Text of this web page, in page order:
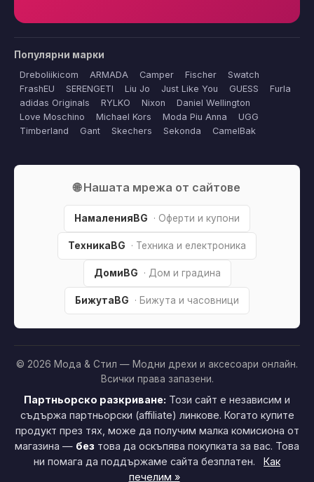
Популярни марки
Dreboliikicom ARMADA Camper Fischer
Swatch
FrashEU
SERENGETI Liu Jo Just Like You GUESS
Furla
adidas Originals
RYLKO Nixon
Daniel Wellington
Love Moschino
Michael Kors Moda Piu Anna
UGG
Timberland
Gant Skechers Sekonda CamelBak
🌐 Нашата мрежа от сайтове
НамаленияBG · Оферти и купони
ТехникаBG · Техника и електроника
ДомиBG · Дом и градина
БижутаBG · Бижута и часовници
© 2026 Мода & Стил — Модни дрехи и аксесоари онлайн.
Всички права запазени.
Партньорско разкриване: Този сайт е независим и
съдържа партньорски (affiliate) линкове. Когато купите
продукт през тях, може да получим малка комисиона от
магазина — без това да оскъпява покупката за вас. Това
ни помага да поддържаме сайта безплатен.
Как
печелим »